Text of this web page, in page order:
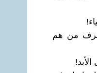
من هم